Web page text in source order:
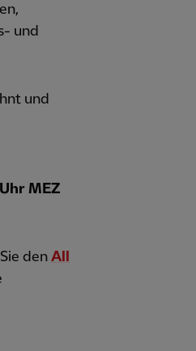
und
und
MEZ
den All